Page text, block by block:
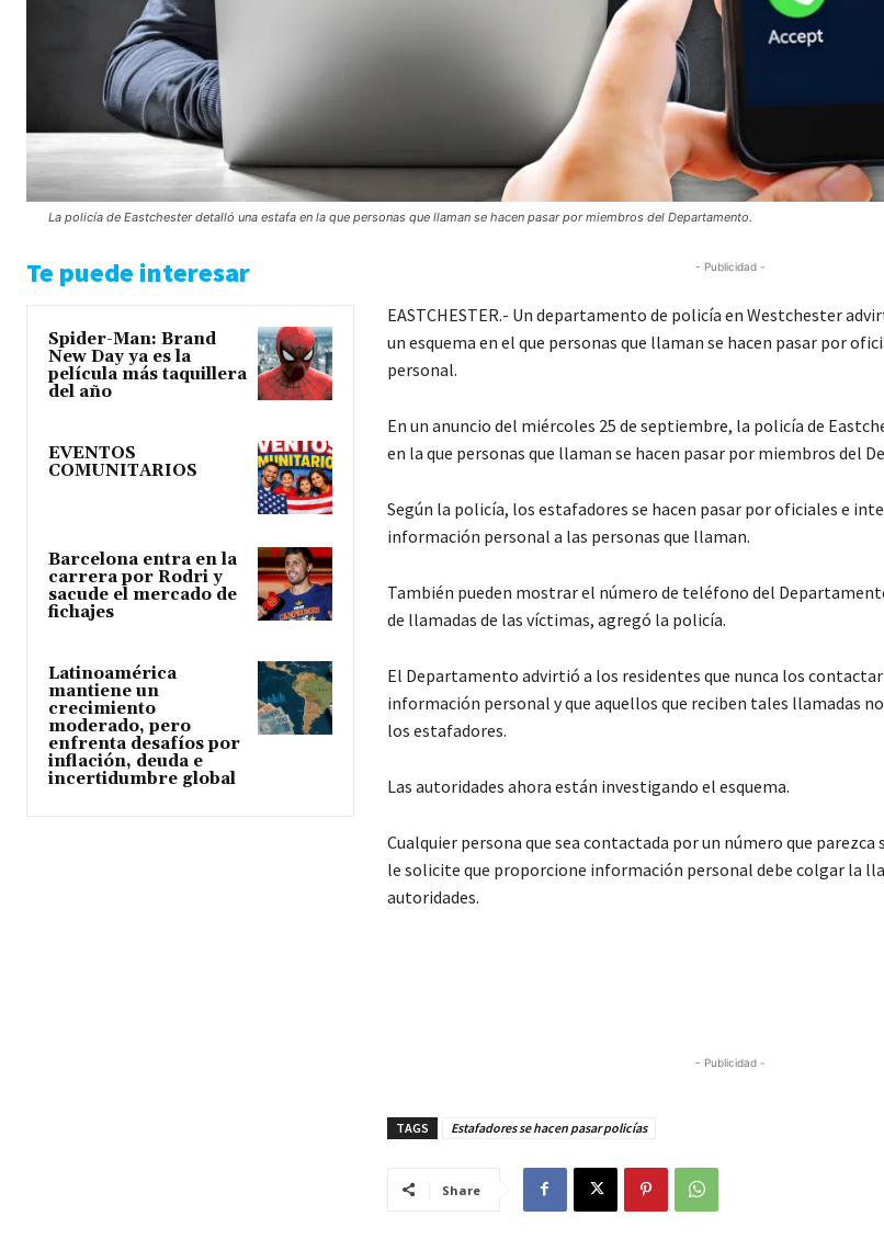
La policía de Eastchester detalló una estafa en la que personas que llaman se hacen pasar por miembros del Departamento.
Te puede interesar
Spider-Man: Brand
New Day ya es la
película más taquillera
del año
EVENTOS
COMUNITARIOS
Barcelona entra en la
carrera por Rodri y
sacude el mercado de
fichajes
Latinoamérica
mantiene un
crecimiento
moderado, pero
enfrenta desafíos por
inflación, deuda e
incertidumbre global
- Publicidad -
EASTCHESTER.- Un departamento de policía en Westchester
un esquema en el que personas que llaman se hacen pasar por
personal.
En un anuncio del miércoles 25 de septiembre, la policía de
en la que personas que llaman se hacen pasar por miembros del
Según la policía, los estafadores se hacen pasar por oficiales e
información personal a las personas que llaman.
También pueden mostrar el número de teléfono del
de llamadas de las víctimas, agregó la policía.
El Departamento advirtió a los residentes que nunca los
información personal y que aquellos que reciben tales llamadas
los estafadores.
Las autoridades ahora están investigando el esquema.
Cualquier persona que sea contactada por un número que
le solicite que proporcione información personal debe colgar la
autoridades.
- Publicidad -
TAGS Estafadores se hacen pasar policías
Share